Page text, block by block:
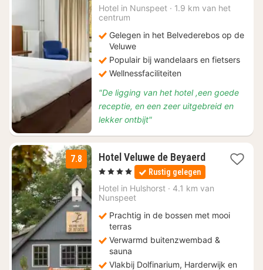
€
Hotel in Nunspeet · 1.9 km van het
centrum
Gelegen in het Belvederebos op de
Veluwe
Populair bij wandelaars en fietsers
Wellnessfaciliteiten
"De ligging van het hotel ,een goede
receptie, en een zeer uitgebreid en
lekker ontbijt"
7.8 Hotel Veluwe de Beyaerd1
nacht
vanaf
€
, 4 Sterren Rustig gelegen
Hotel in Hulshorst · 4.1 km van
Nunspeet
Prachtig in de bossen met mooi
terras
Verwarmd buitenzwembad &
sauna
Vlakbij Dolfinarium, Harderwijk en